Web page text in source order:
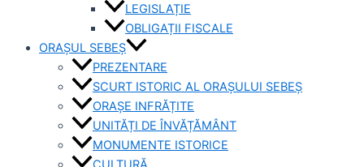
LEGISLAȚIE
OBLIGAȚII FISCALE
ORAȘUL SEBEȘ
PREZENTARE
SCURT ISTORIC AL ORAȘULUI SEBEȘ
ORAȘE INFRĂȚITE
UNITĂȚI DE ÎNVĂȚĂMÂNT
MONUMENTE ISTORICE